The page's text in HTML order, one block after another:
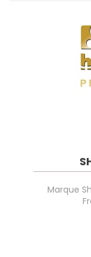
Marque